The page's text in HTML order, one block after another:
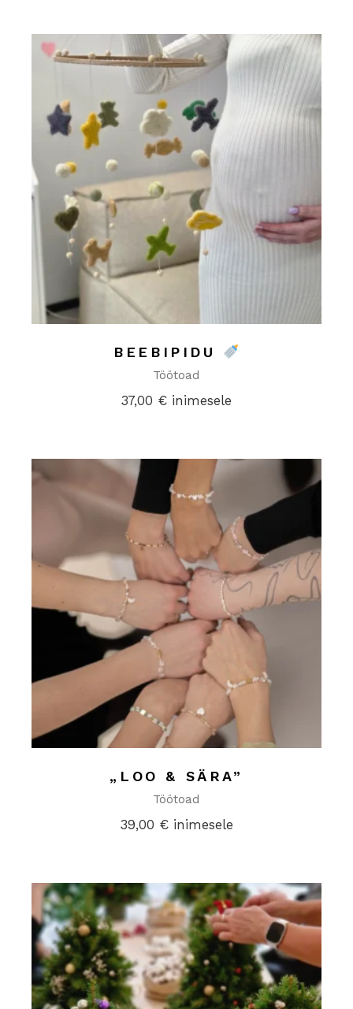
BEEBIPIDU
Töötoad
37,00 € inimesele
„LOO & SÄRA”
Töötoad
39,00 €inimesele